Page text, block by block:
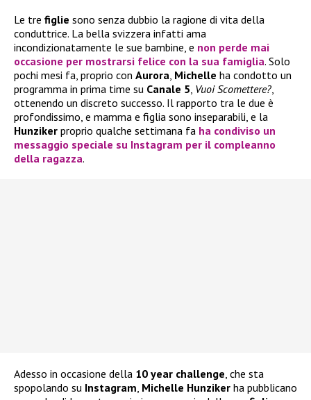
Le tre figlie sono senza dubbio la ragione di vita della
conduttrice. La bella svizzera infatti ama
incondizionatamente le sue bambine, e non perde mai
occasione per mostrarsi felice con la sua famiglia. Solo
pochi mesi fa, proprio con Aurora, Michelle ha condotto un
programma in prima time su Canale 5, Vuoi Scomettere?,
ottenendo un discreto successo. Il rapporto tra le due è
profondissimo, e mamma e figlia sono inseparabili, e la
Hunziker proprio qualche settimana fa ha condiviso un
messaggio speciale su Instagram per il compleanno
della ragazza.
Adesso in occasione della 10 year challenge, che sta
spopolando su Instagram, Michelle Hunziker ha pubblicano